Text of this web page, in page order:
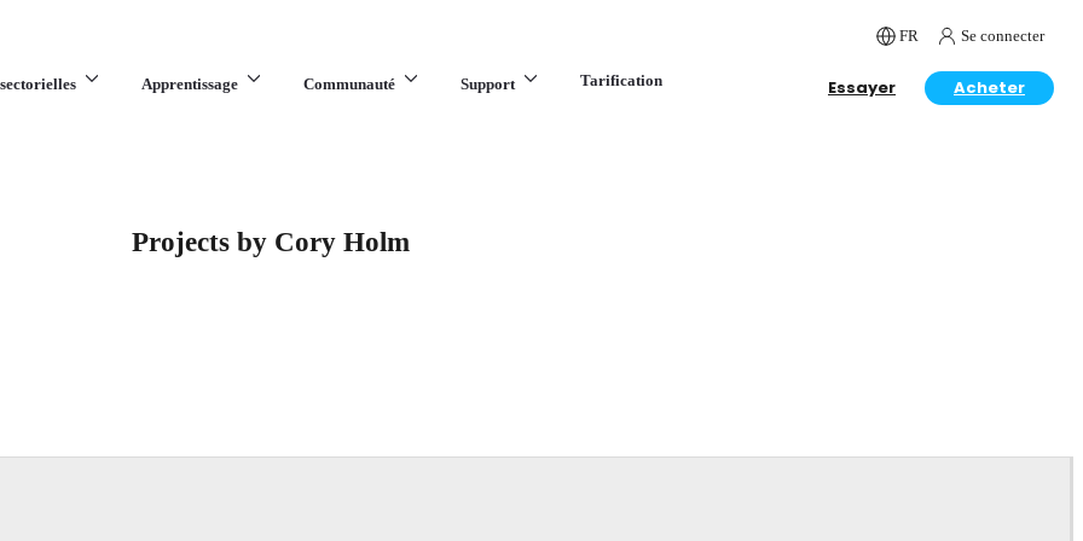
FR Se connecter
Apprentissage Communauté Support Tarification Essayer Acheter
Projects by Cory Holm